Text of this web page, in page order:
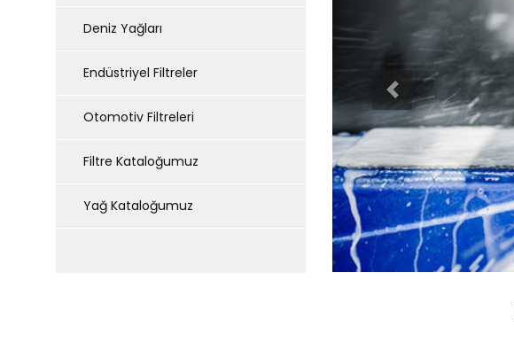
Deniz Yağları
Endüstriyel Filtreler
Otomotiv Filtreleri
Filtre Kataloğumuz
Yağ Kataloğumuz